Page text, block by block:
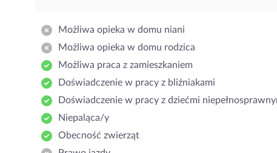
Możliwa opieka w domu niani
Możliwa opieka w domu rodzica
Możliwa praca z zamieszkaniem
Doświadczenie w pracy z bliźniakami
Doświadczenie w pracy z dziećmi
Niepaląca/y
Obecność zwierząt